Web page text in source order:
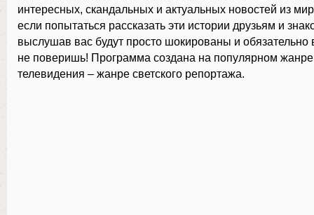
интересных, скандальных и актуальных новостей из
если попытаться рассказать эти истории друзьям и
выслушав вас будут просто шокированы и обязательно
не поверишь! Программа создана на популярном
телевидения – жанре светского репортажа.